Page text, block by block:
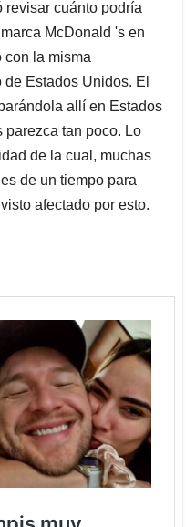
cuánto podría
McDonald 's en
con la misma
Estados Unidos. El
allí en Estados
parezca tan poco. Lo
de la cual, muchas
de un tiempo para
afectado por esto.